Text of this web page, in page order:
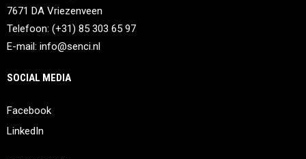
7671 DA Vriezenveen
Telefoon: (+31) 85 303 65 97
E-mail: info@senci.nl
SOCIAL MEDIA
Facebook
LinkedIn